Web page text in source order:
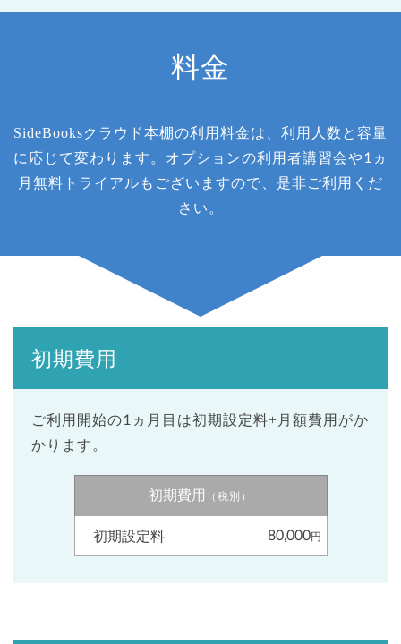
料金
SideBooksクラウド本棚の利用料金は、利用人数と容量
に応じて変わります。オプションの利用者講習会や1ヵ
月無料トライアルもございますので、是非ご利用くだ
さい。
初期費用
ご利用開始の1ヵ月目は初期設定料+月額費用がか
かります。
初期費用 （税別）
初期設定料 80,000円